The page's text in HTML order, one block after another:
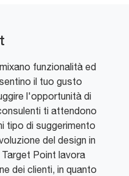
funzionalità ed
il tuo gusto
l'opportunità di
ti attendono
tipo di suggerimento
del design in
Target Point lavora
dei clienti, in quanto